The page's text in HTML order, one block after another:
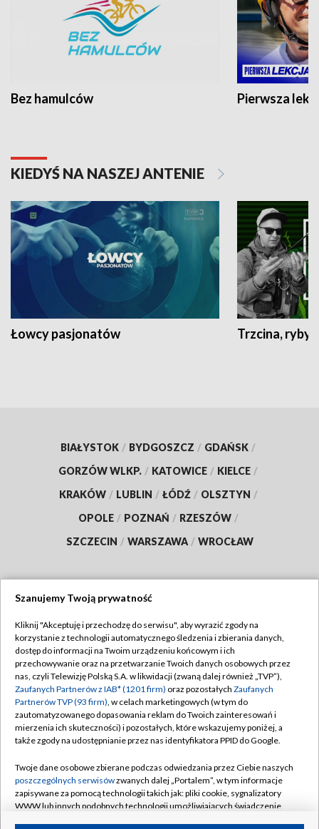
Bez hamulców Pierwsza
KIEDYŚ NA NASZEJ ANTENIE
Łowcy pasjonatów Trzcina, ryby
BIAŁYSTOK / BYDGOSZCZ / GDAŃSK /
GORZÓW WLKP. / KATOWICE / KIELCE /
KRAKÓW / LUBLIN / ŁÓDŹ / OLSZTYN /
OPOLE / POZNAŃ / RZESZÓW /
SZCZECIN / WARSZAWA / WROCŁAW
TVP
Abonament TVP
Emisja w TVP
Centrum informacji TVP
Naziemna Telewizja Cyfrowa
Rada Programowa
System NOS
Informacje o nadawcy
Regulamin TVP
Polityka prywatności
Moje zgody
Pomoc
Kontakt
Szanujemy Twoją prywatność
Kliknij "Akceptuję i przechodzę do serwisu", aby wyrazić zgody na
korzystanie z technologii automatycznego śledzenia i zbierania danych,
dostęp do informacji na Twoim urządzeniu końcowym i ich
przechowywanie oraz na przetwarzanie Twoich danych osobowych przez
nas, czyli Telewizję Polską S.A. w likwidacji (zwaną dalej również „TVP”),
Zaufanych Partnerów z IAB* (1201 firm) oraz pozostałych Zaufanych
Partnerów TVP (93 firm), w celach marketingowych (w tym do
zautomatyzowanego dopasowania reklam do Twoich zainteresowań i
mierzenia ich skuteczności) i pozostałych, które wskazujemy poniżej, a
także zgody na udostępnianie przez nas identyfikatora PPID do Google.
Twoje dane osobowe zbierane podczas odwiedzania przez Ciebie naszych
poszczególnych serwisówzwanych dalej „Portalem”, w tym informacje
zapisywane za pomocą technologii takich jak: pliki cookie, sygnalizatory
WWW lub innych podobnych technologii umożliwiających świadczenie